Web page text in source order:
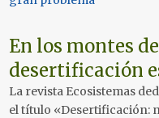
En los montes
desertificación
La revista Ecosistemas
el título «Desertificación: